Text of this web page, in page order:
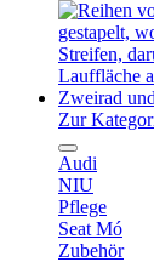
Zweirad
Zur
Audi
NIU
Pflege
Seat Mó
Zubehör